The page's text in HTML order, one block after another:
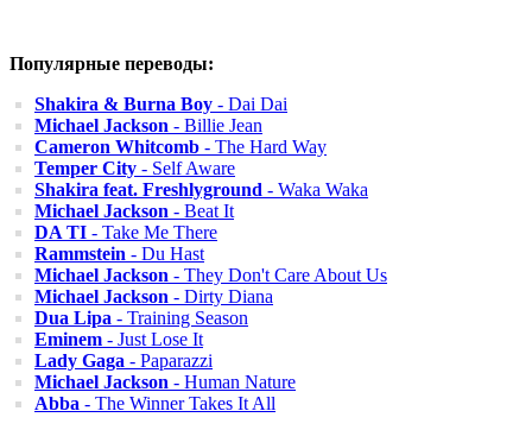
Популярные переводы:
Shakira & Burna Boy - Dai Dai
Michael Jackson - Billie Jean
Cameron Whitcomb - The Hard Way
Temper City - Self Aware
Shakira feat. Freshlyground - Waka Waka
Michael Jackson - Beat It
DA TI - Take Me There
Rammstein - Du Hast
Michael Jackson - They Don't Care About Us
Michael Jackson - Dirty Diana
Dua Lipa - Training Season
Eminem - Just Lose It
Lady Gaga - Paparazzi
Michael Jackson - Human Nature
Abba - The Winner Takes It All